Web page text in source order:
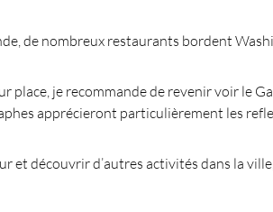
de nombreux restaurants bordent
place, je recommande de revenir voir le
apprécieront particulièrement les
et découvrir d’autres activités dans la